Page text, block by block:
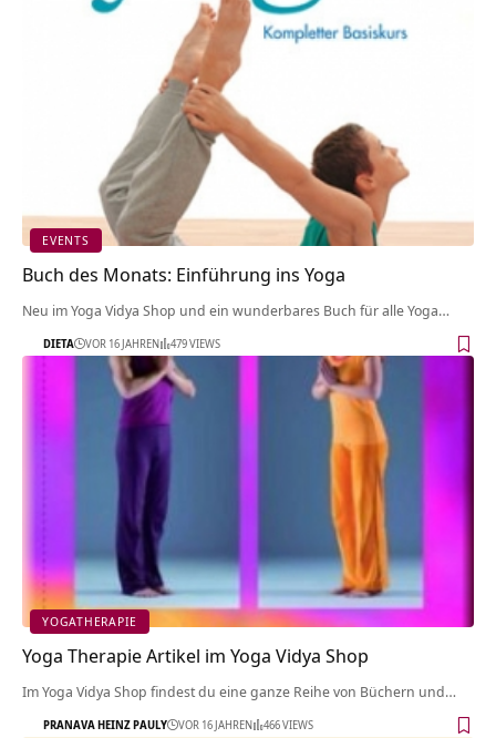
EVENTS
Buch des Monats: Einführung ins Yoga
Neu im Yoga Vidya Shop und ein wunderbares Buch für alle Yoga…
DIETA VOR 16 JAHREN 479 VIEWS
YOGATHERAPIE
Yoga Therapie Artikel im Yoga Vidya Shop
Im Yoga Vidya Shop findest du eine ganze Reihe von Büchern und…
PRANAVA HEINZ PAULY VOR 16 JAHREN 466 VIEWS